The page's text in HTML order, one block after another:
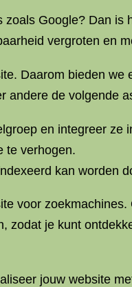
Google? Dan is
vergroten en
Daarom bieden we
de volgende
en integreer ze
te verhogen.
kan worden
voor
zodat je kunt
jouw website